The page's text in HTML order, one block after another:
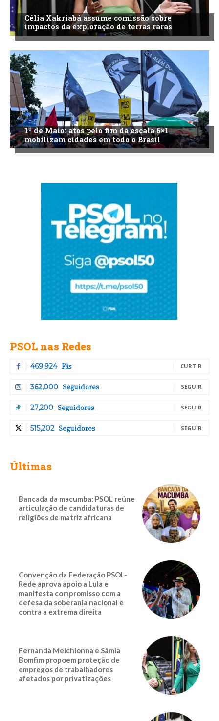
Célia Xakriabá assume comissão sobre
impactos da exploração de terras raras
1º de Maio: atos pelo fim da escala 6×1
mobilizam cidades em todo o Brasil
PSOL nas Redes
469,924 Fãs CURTIR
362,000 Seguidores SEGUIR
27,200 Seguidores SEGUIR
515,202 Seguidores SEGUIR
Últimas
Bancada da macumba: PSOL reúne
articulação de candidaturas de
religiões de matriz africana
Convenção da Federação PSOL-
Rede aprova apoio a Lula e
manifesta compromisso com a
defesa da soberania nacional e
contra a extrema direita
Fernanda Melchionna e Sâmia
Bomfim propoem proteção de
empregos de trabalhadores
afetados por privatizações